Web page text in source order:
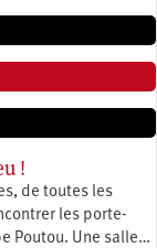
!
de toutes les
les porte-
Poutou. Une salle…